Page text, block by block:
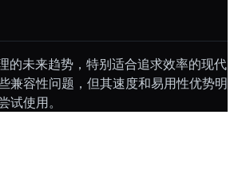
未来趋势，特别适合追求效率的现代
兼容性问题，但其速度和易用性优势明
试使用。